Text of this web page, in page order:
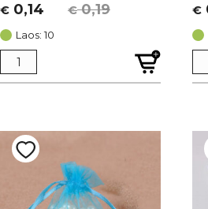
€0,19
Algne
hind
oli:
€ 0,19.
€ 0,14
Current
price
is:
€ 0,14.
Laos: 10
€
€
is:
€